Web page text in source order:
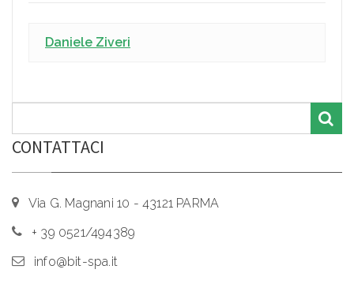
Daniele Ziveri
CONTATTACI
Via G. Magnani 10 - 43121 PARMA
+ 39 0521/494389
info@bit-spa.it